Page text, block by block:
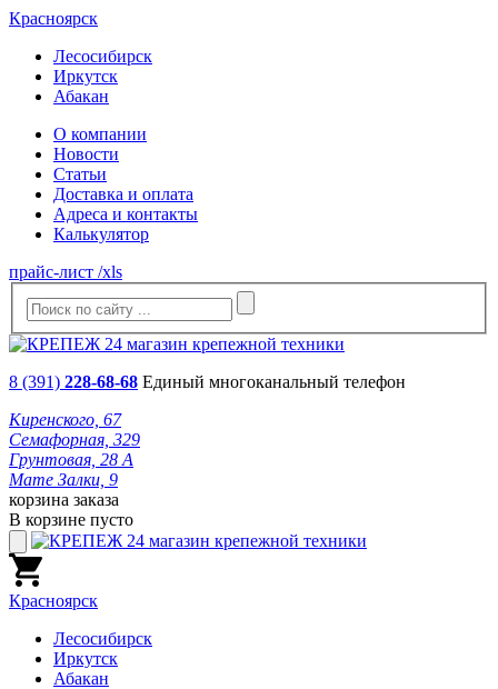
Красноярск
Лесосибирск
Иркутск
Абакан
О компании
Новости
Статьи
Доставка и оплата
Адреса и контакты
Калькулятор
прайс-лист /xls
8 (391) 228-68-68 Единый многоканальный телефон
Киренского, 67
Семафорная, 329
Грунтовая, 28 А
Мате Залки, 9
корзина заказа
В корзине пусто
Красноярск
Лесосибирск
Иркутск
Абакан